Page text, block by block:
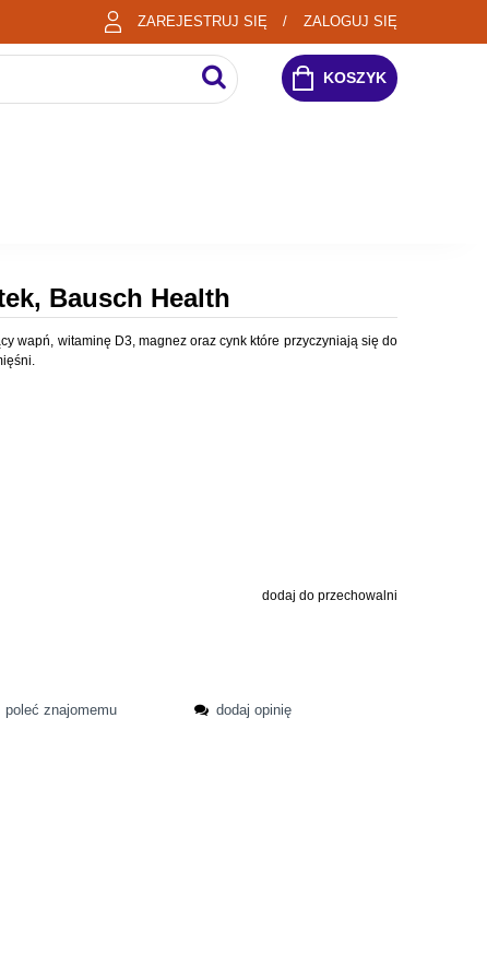
ZAREJESTRUJ SIĘ ZALOGUJ SIĘ
KOSZYK
Bausch Health
wapń, witaminę D3, magnez oraz cynk które przyczyniają się do
dodaj do przechowalni
poleć znajomemu dodaj opinię